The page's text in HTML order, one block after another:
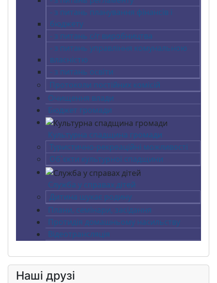
- з питань планування фінансів і
бюджету
- з питань с/г виробництва
- з питань управління комунальною
власністю
- з питань освіти
Протоколи постійних комісій
Очищення влади
Бюджет громади
Культурна спадщина громади
Туристично-рекреаційні можливості
Об`єкти культурної спадщини
Служба у справах дітей
Дитина шукає родину
Плани, семінари, засідання
Протидія домашньому насильству
Відеотрансляція
Наші друзі